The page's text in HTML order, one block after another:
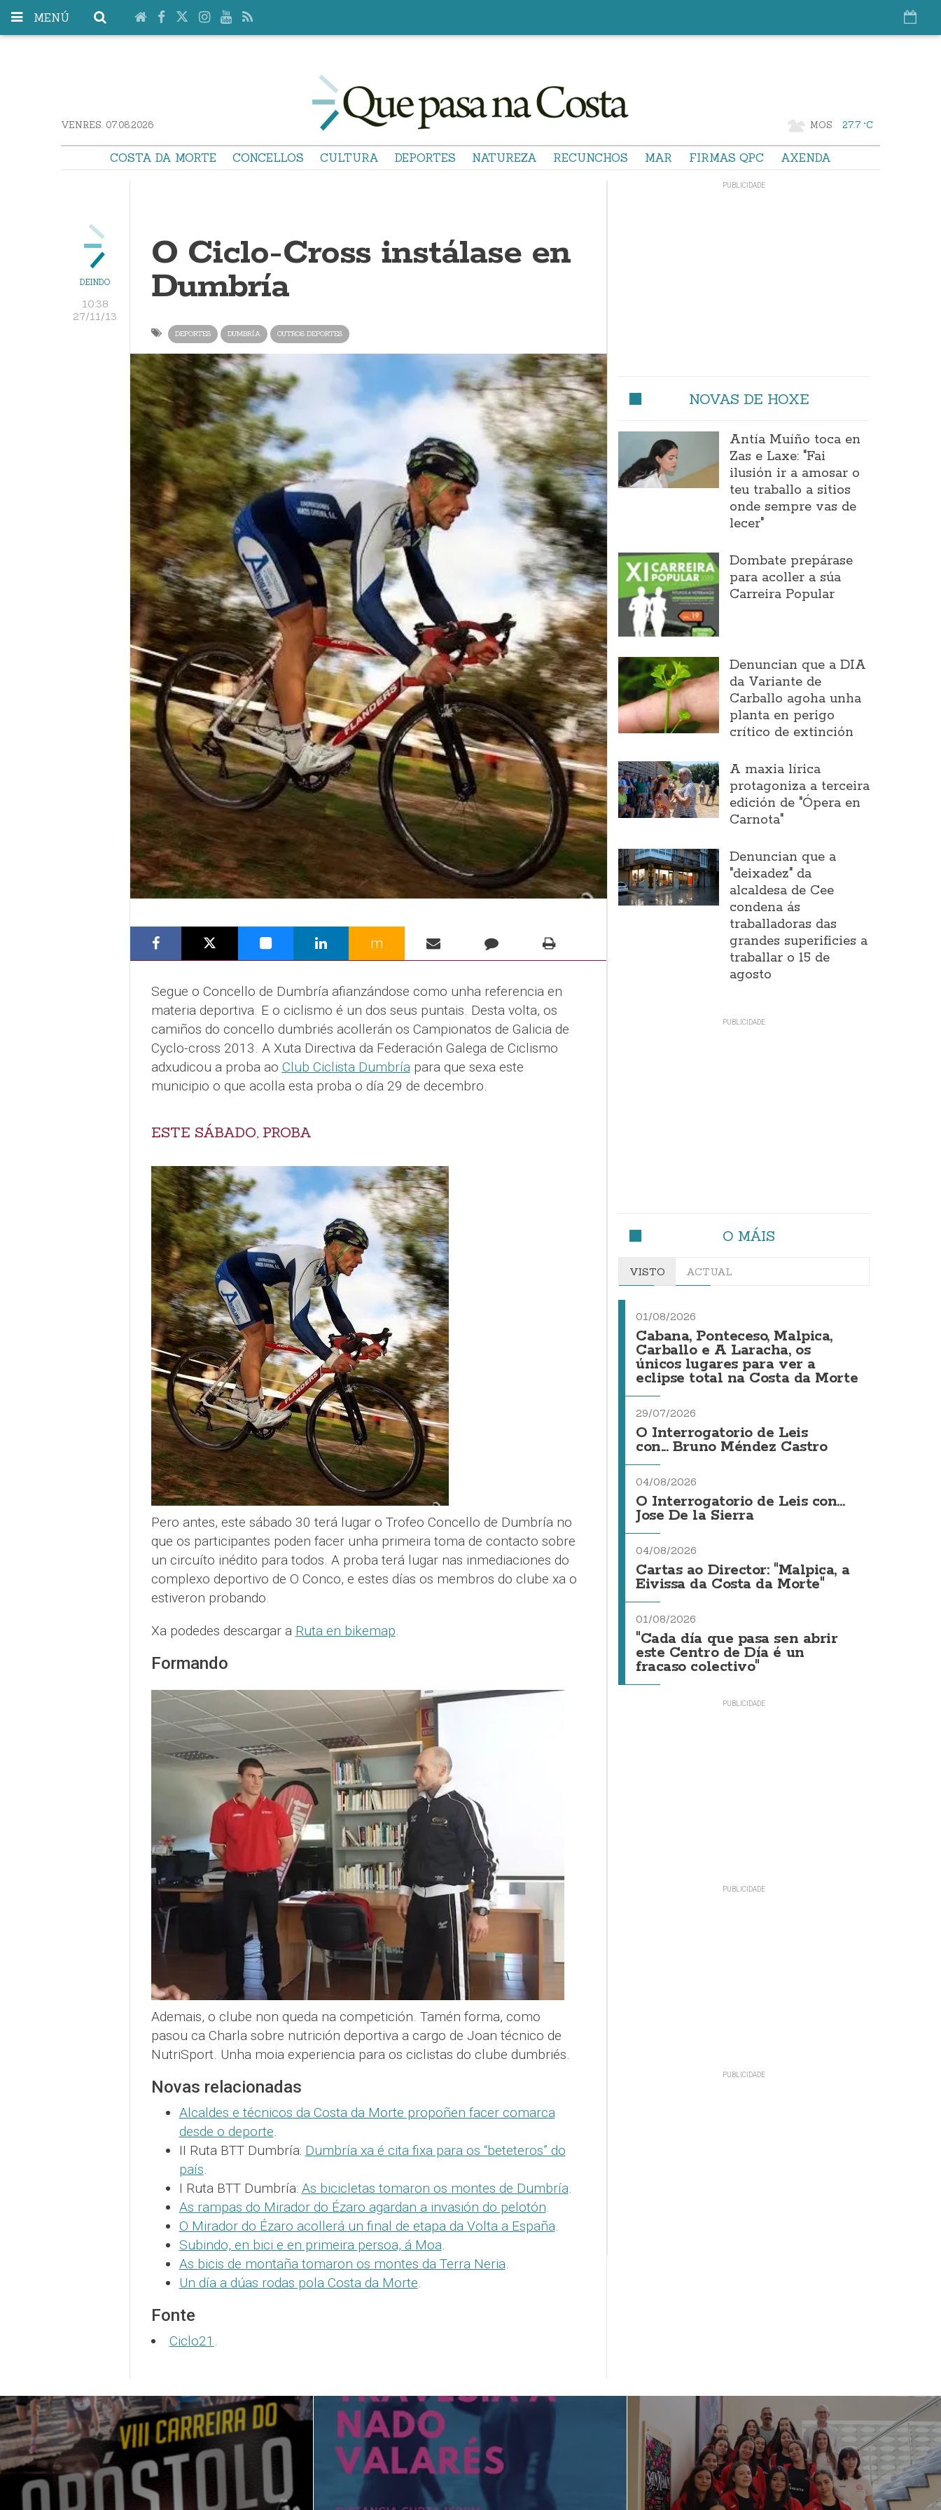
MENÚ
VENRES. 07.08.2026 MOS 27.7 °C
COSTA DA MORTE CONCELLOS CULTURA DEPORTES NATUREZA RECUNCHOS MAR FIRMAS QPC AXENDA
DEINDO
10:38
27/11/13
O Ciclo-Cross instálase en
Dumbría
DEPORTES DUMBRÍA OUTROS DEPORTES
m
Segue o Concello de Dumbría afianzándose como unha referencia en
materia deportiva. E o ciclismo é un dos seus puntais. Desta volta, os
camiños do concello dumbriés acollerán os Campionatos de Galicia de
Cyclo-cross 2013. A Xuta Directiva da Federación Galega de Ciclismo
adxudicou a proba ao Club Ciclista Dumbríapara que sexa este
municipio o que acolla esta proba o día 29 de decembro.
ESTE SÁBADO, PROBA
Pero antes, este sábado 30 terá lugar o Trofeo Concello de Dumbría no
que os participantes poden facer unha primeira toma de contacto sobre
un circuíto inédito para todos. A proba terá lugar nas inmediaciones do
complexo deportivo de O Conco, e estes días os membros do clube xa o
estiveron probando.
Xa podedes descargar a Ruta en bikemap.
Formando
Ademais, o clube non queda na competición. Tamén forma, como
pasou ca Charla sobre nutrición deportiva a cargo de Joan técnico de
NutriSport. Unha moia experiencia para os ciclistas do clube dumbriés.
Novas relacionadas
Alcaldes e técnicos da Costa da Morte propoñen facer comarca
desde o deporte.
II Ruta BTT Dumbría: Dumbría xa é cita fixa para os “beteteros” do
país.
I Ruta BTT Dumbría: As bicicletas tomaron os montes de Dumbría.
As rampas do Mirador do Ézaro agardan a invasión do pelotón.
O Mirador do Ézaro acollerá un final de etapa da Volta a España.
Subindo, en bici e en primeira persoa, á Moa.
As bicis de montaña tomaron os montes da Terra Neria.
Un día a dúas rodas pola Costa da Morte.
Fonte
Ciclo21 .
NOVAS DE HOXE
Antía Muíño toca en
Zas e Laxe: "Fai
ilusión ir a amosar o
teu traballo a sitios
onde sempre vas de
lecer"
Dombate prepárase
para acoller a súa
Carreira Popular
Denuncian que a DIA
da Variante de
Carballo agoha unha
planta en perigo
crítico de extinción
A maxia lírica
protagoniza a terceira
edición de "Ópera en
Carnota"
Denuncian que a
"deixadez" da
alcaldesa de Cee
condena ás
traballadoras das
grandes superificies a
traballar o 15 de
agosto
O MÁIS
VISTO ACTUAL
01/08/2026
Cabana, Ponteceso, Malpica,
Carballo e A Laracha, os
únicos lugares para ver a
eclipse total na Costa da Morte
29/07/2026
O Interrogatorio de Leis
con... Bruno Méndez Castro
04/08/2026
O Interrogatorio de Leis con...
Jose De la Sierra
04/08/2026
Cartas ao Director: "Malpica, a
Eivissa da Costa da Morte"
01/08/2026
"Cada día que pasa sen abrir
este Centro de Día é un
fracaso colectivo"